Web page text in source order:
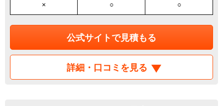
× ○ ○
公式サイトで見積もる
詳細・口コミを見る